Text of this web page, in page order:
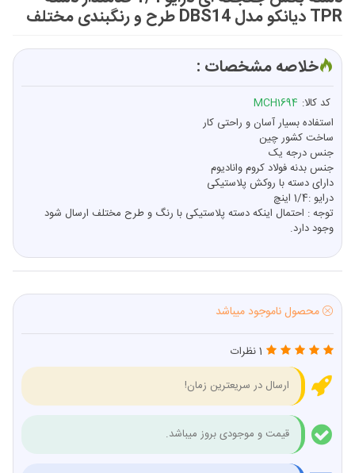
TPR دیانکو مدل DBS14 طرح و رنگبندی مختلف
خلاصه مشخصات :
کد کالا: MCH1694
استفاده بسیار آسان و راحتی کار
ساخت کشور چین
جنس درجه یک
جنس بدنه فولاد کروم وانادیوم
دارای دسته با روکش پلاستیکی
درايو :1/4 اینچ
توجه : احتمال اینکه دسته پلاستیکی با رنگ و طرح مختلف ارسال شود
وجود دارد.
محصول ناموجود میباشد
1 نظرات
ارسال در سریعترین زمان!
قیمت و موجودی بروز میباشد.